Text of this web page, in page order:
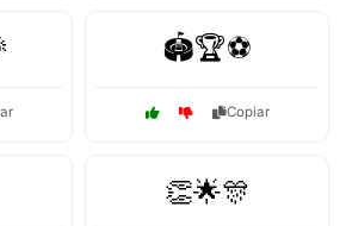
🏟️🏆⚽
Copiar
👏🌟🎊